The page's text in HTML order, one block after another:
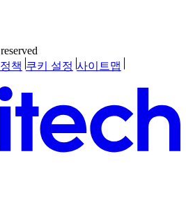
책 쿠키 설정 사이트맵